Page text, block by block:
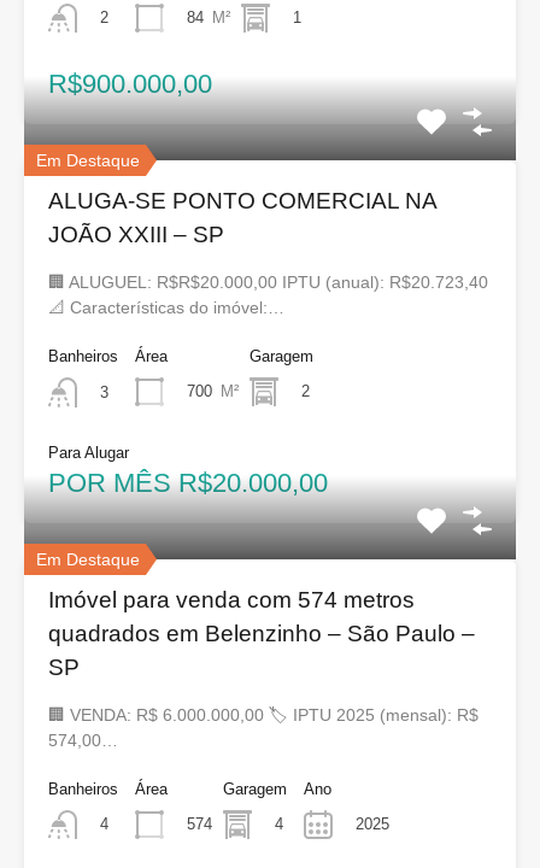
2
84 M²
1
R$900.000,00
Em Destaque
ALUGA-SE PONTO COMERCIAL NA
JOÃO XXIII – SP
🏢 ALUGUEL: R$R$20.000,00 IPTU (anual): R$20.723,40
📐 Características do imóvel:…
Banheiros
3
Área
700 M²
Garagem
2
Para Alugar
POR MÊS R$20.000,00
Em Destaque
Imóvel para venda com 574 metros
quadrados em Belenzinho – São Paulo –
SP
🏢 VENDA: R$ 6.000.000,00 🏷 IPTU 2025 (mensal): R$
574,00…
Banheiros
4
Área
574
Garagem
4
Ano
2025